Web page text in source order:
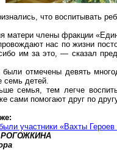
что воспитывать
матери члены фракции
нас по жизни
им за это, — сказал
были отмечены девять
семь детей.
семья, тем легче
сами помогают друг по
участники «Вахты Героев
РОГОЖКИНА